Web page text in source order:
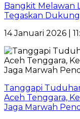
Bangkit Melawan
Tegaskan
14 Januari 2026 |
Tanggapi
Aceh Tenggara,
Jaga Marwah